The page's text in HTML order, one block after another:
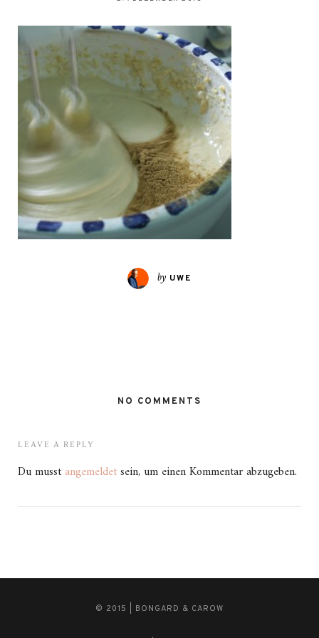
by UWE
NO COMMENTS
LEAVE A REPLY
Du musst angemeldetsein, um einen Kommentar abzugeben.
© 2015 | BONGARD & CAROW